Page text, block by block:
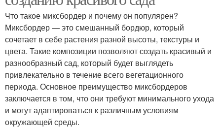
Что такое миксбордер и почему он популярен?
Миксбордер — это смешанный бордюр, который
сочетает в себе растения разной высоты, текстуры и
цвета. Такие композиции позволяют создать красивый и
разнообразный сад, который будет выглядеть
привлекательно в течение всего вегетационного
периода. Основное преимущество миксбордеров
заключается в том, что они требуют минимального ухода
и могут адаптироваться к различным условиям
окружающей среды.